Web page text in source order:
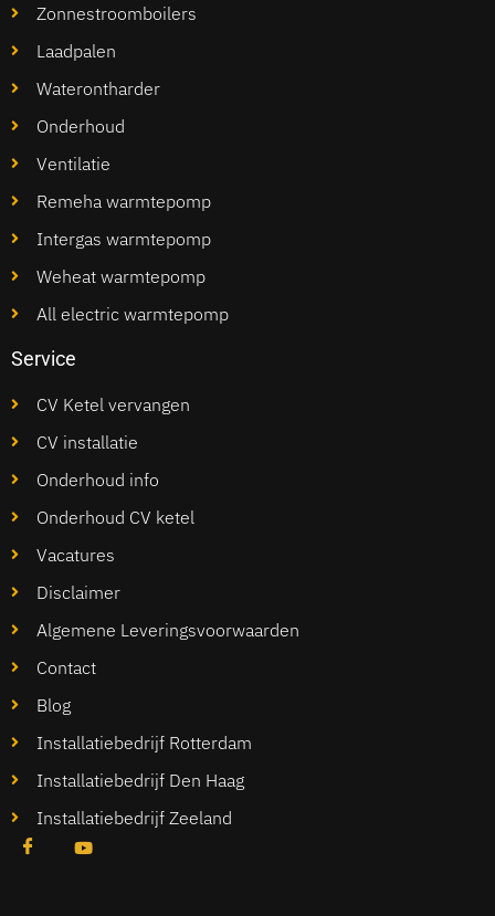
Zonnestroomboilers
Laadpalen
Waterontharder
Onderhoud
Ventilatie
Remeha warmtepomp
Intergas warmtepomp
Weheat warmtepomp
All electric warmtepomp
Service
CV Ketel vervangen
CV installatie
Onderhoud info
Onderhoud CV ketel
Vacatures
Disclaimer
Algemene Leveringsvoorwaarden
Contact
Blog
Installatiebedrijf Rotterdam
Installatiebedrijf Den Haag
Installatiebedrijf Zeeland